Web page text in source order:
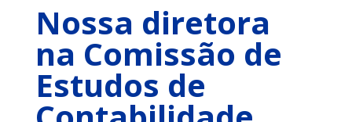
Nossa diretora
na Comissão de
Estudos de